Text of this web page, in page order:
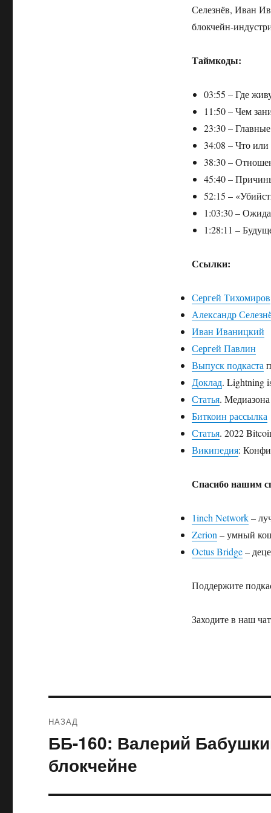
Селезнёв, Иван
блокчейн-
Таймкоды:
03:55 – Где
11:50 – Чем
23:30 –
34:08 – Что
38:30 –
45:40 –
52:15 –
1:03:30 –
1:28:11 –
Ссылки:
Сергей Тихомиров
Александр
Иван Иваницкий
Сергей Павлин
Выпуск подкаста
Доклад. Lightning
Статья.
Биткоин рассылка
Статья. 2022
Википедия:
Спасибо нашим
1inch Network–
Zerion – умный
Octus Bridge–
Поддержите
Заходите в наш
по
записям
НАЗАД
Предыдущая
запись:
ББ-160: Валерий
блокчейне